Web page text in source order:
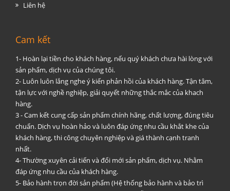
Liên hệ
Cam kết
1- Hoàn lại tiền cho khách hàng, nếu quý khách chưa hài lòng với
sản phẩm, dịch vụ của chúng tôi.
2- Luôn luôn lắng nghe ý kiến phản hồi của khách hàng. Tận tâm,
tận lực với nghề nghiệp, giải quyết những thắc mắc của khach
hàng.
3 - Cam kết cung cấp sản phẩm chính hãng, chất lượng, đúng tiêu
chuẩn. Dịch vụ hoàn hảo và luôn đáp ứng nhu cầu khắt khe của
khách hàng, thi công chuyên nghiệp và giá thành cạnh tranh
nhất.
4- Thường xuyên cải tiến và đổi mới sản phẩm, dịch vụ. Nhằm
đáp ứng nhu cầu của khách hàng.
5- Bảo hành trọn đời sản phẩm (Hệ thống bảo hành và bảo trì